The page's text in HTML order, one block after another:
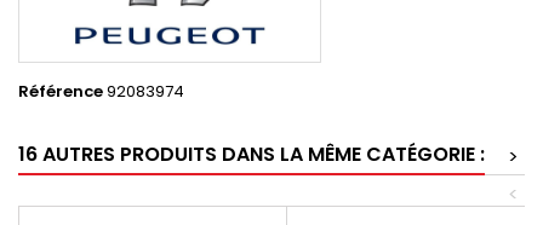
Référence92083974
16 AUTRES PRODUITS DANS LA MÊME CATÉGORIE :
>
<